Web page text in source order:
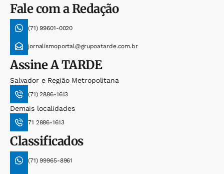
Fale com a Redação
(71) 99601-0020
jornalismoportal@grupoatarde.com.br
AssineA TARDE
Salvador e Região Metropolitana
(71) 2886-1613
Demais localidades
71 2886-1613
Classificados
(71) 99965-8961